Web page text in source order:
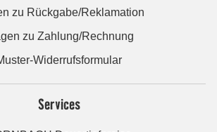
zu Rückgabe/Reklamation
zu Zahlung/Rechnung
Widerrufsformular
Services